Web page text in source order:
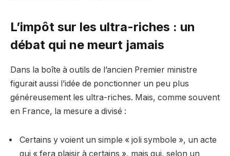
L’impôt sur les ultra-riches : un
débat qui ne meurt jamais
Dans la boîte à outils de l’ancien Premier ministre
figurait aussi l’idée de ponctionner un peu plus
généreusement les ultra-riches. Mais, comme souvent
en France, la mesure a divisé :
Certains y voient un simple « joli symbole », un acte
qui « fera plaisir à certains », mais qui, selon un